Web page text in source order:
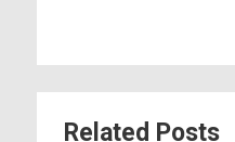
Related Posts